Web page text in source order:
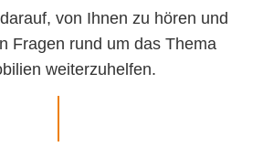
von Ihnen zu hören und
Fragen rund um das Thema
weiterzuhelfen.